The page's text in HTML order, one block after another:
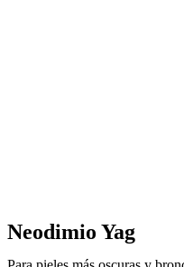
Neodimio Yag